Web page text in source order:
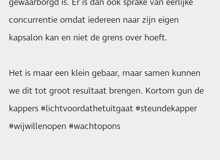
gewaarborgd is. Er is dan ook sprake van eerlijke
concurrentie omdat iedereen naar zijn eigen
kapsalon kan en niet de grens over hoeft.
Het is maar een klein gebaar, maar samen kunnen
we dit tot groot resultaat brengen. Kortom gun de
kappers #lichtvoordathetuitgaat #steundekapper
#wijwillenopen #wachtopons